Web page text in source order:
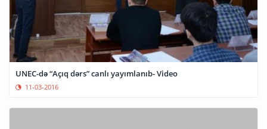
UNEC-də “Açıq dərs” canlı yayımlanıb- Video
11-03-2016